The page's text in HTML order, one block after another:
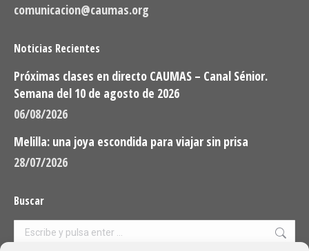
comunicacion@caumas.org
Noticias Recientes
Próximas clases en directo CAUMAS – Canal Sénior.
Semana del 10 de agosto de 2026
06/08/2026
Melilla: una joya escondida para viajar sin prisa
28/07/2026
Buscar
Buscar: